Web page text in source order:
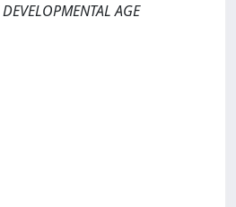
AGE